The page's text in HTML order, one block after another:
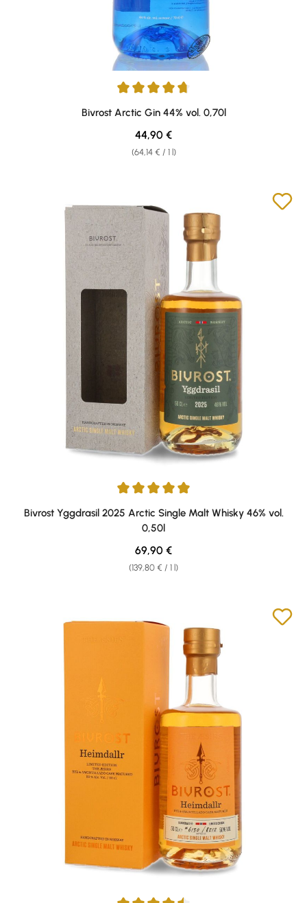
Bivrost Arctic Gin 44% vol. 0,70l
(64,14 € / 1 l)
Regular price:
44,90 €
Average rating of 5 out of 5 stars
Bivrost Yggdrasil 2025 Arctic Single Malt Whisky 46% vol.
0,50l
(139,80 € / 1 l)
Regular price:
69,90 €